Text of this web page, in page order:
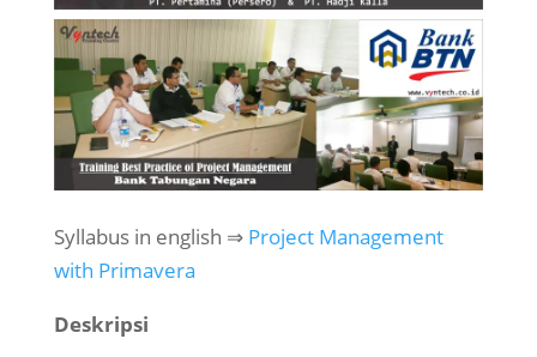
Syllabus in english ⇒ Project Management
with Primavera
Deskripsi